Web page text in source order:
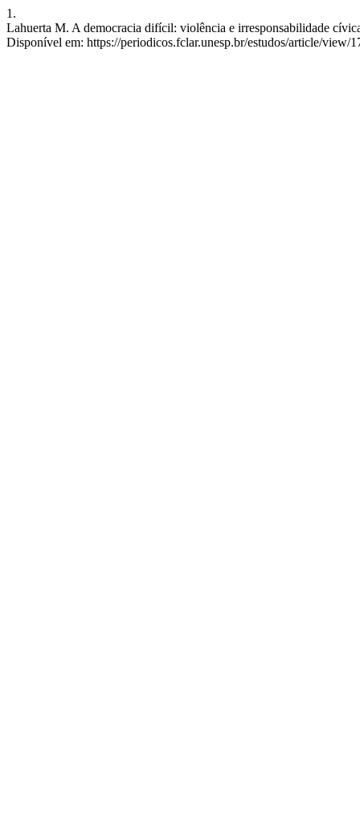
1.
Lahuerta M. A democracia difícil: violência e irresponsabilidade
Disponível em: https://periodicos.fclar.unesp.br/estudos/article/view/